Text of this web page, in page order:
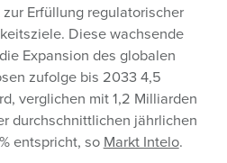
Erfüllung regulatorischer
Diese wachsende
Expansion des globalen
zufolge bis 2033 4,5
verglichen mit 1,2 Milliarden
durchschnittlichen jährlichen
entspricht, so Markt Intelo.